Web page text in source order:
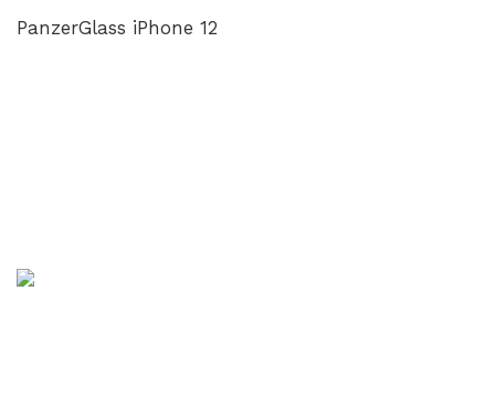
PanzerGlass iPhone 12